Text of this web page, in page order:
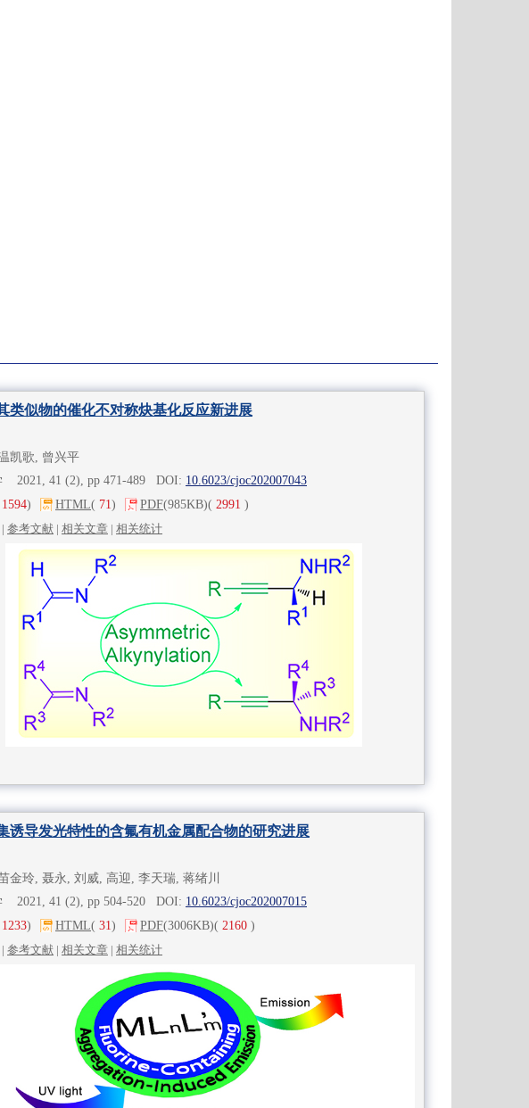
类似物的催化不对称炔基化反应新进展
凯歌, 曾兴平
2021, 41 (2), pp 471-489 DOI: 10.6023/cjoc202007043
1594) HTML( 71) PDF(985KB)( 2991 )
| 参考文献 | 相关文章 | 相关统计
诱导发光特性的含氟有机金属配合物的研究进展
金玲, 聂永, 刘威, 高迎, 李天瑞, 蒋绪川
2021, 41 (2), pp 504-520 DOI: 10.6023/cjoc202007015
1233) HTML( 31) PDF(3006KB)( 2160 )
| 参考文献 | 相关文章 | 相关统计